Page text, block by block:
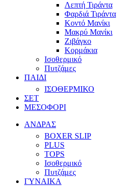
Λεπτή Τιράντα
Φαρδιά Τιράντα
Κοντό Μανίκι
Μακρύ Μανίκι
Ζιβάγκο
Κορμάκια
Ισοθερμικό
Πυτζάμες
ΠΑΙΔΙ
ΙΣΟΘΕΡΜΙΚΟ
ΣΕΤ
ΜΕΣΟΦΟΡΙ
ΑΝΔΡΑΣ
BOXER SLIP
PLUS
TOPS
Ισοθερμικό
Πυτζάμες
ΓΥΝΑΙΚΑ